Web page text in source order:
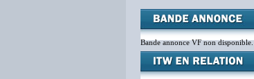
Bande annonce VF non disponible.